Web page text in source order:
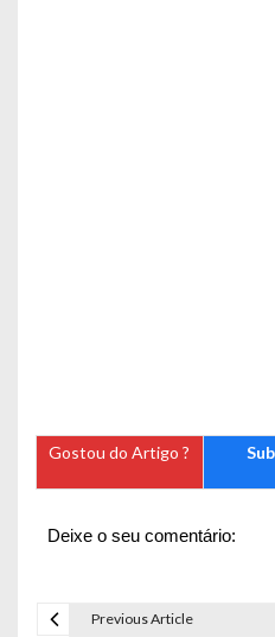
Gostou do Artigo ?
Deixe o seu comentário:
Previous Article